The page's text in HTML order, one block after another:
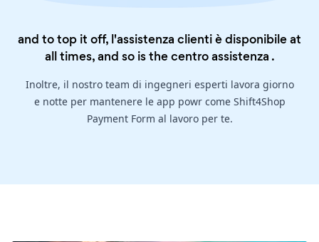
and to top it off, l'assistenza clienti è disponibile at
all times, and so is thecentro assistenza .
Inoltre, il nostro team di ingegneri esperti lavora giorno
e notte per mantenere le app powr come Shift4Shop
Payment Form al lavoro per te.